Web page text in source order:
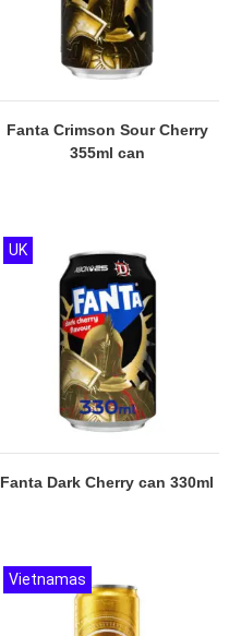
Fanta Crimson Sour Cherry
355ml can
Fanta Dark Cherry can 330ml
UK
Vietnamas